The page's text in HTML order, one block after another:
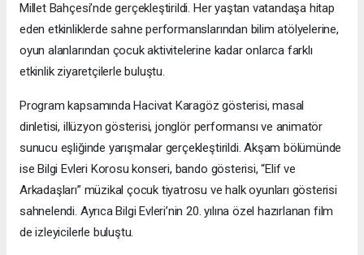
Millet Bahçesi’nde gerçekleştirildi. Her yaştan vatandaşa hitap
eden etkinliklerde sahne performanslarından bilim atölyelerine,
oyun alanlarından çocuk aktivitelerine kadar onlarca farklı
etkinlik ziyaretçilerle buluştu.
Program kapsamında Hacivat Karagöz gösterisi, masal
dinletisi, illüzyon gösterisi, jonglör performansı ve animatör
sunucu eşliğinde yarışmalar gerçekleştirildi. Akşam bölümünde
ise Bilgi Evleri Korosu konseri, bando gösterisi, “Elif ve
Arkadaşları” müzikal çocuk tiyatrosu ve halk oyunları gösterisi
sahnelendi. Ayrıca Bilgi Evleri’nin 20. yılına özel hazırlanan film
de izleyicilerle buluştu.